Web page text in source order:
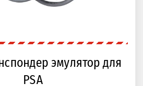
эмулятор для
PSA